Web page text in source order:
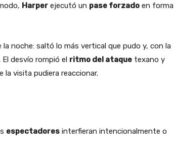
Harper ejecutó un pase forzado en forma
noche: saltó lo más vertical que pudo y, con la
desvío rompió el ritmo del ataque texano y
la visita pudiera reaccionar.
espectadores interfieran intencionalmente o